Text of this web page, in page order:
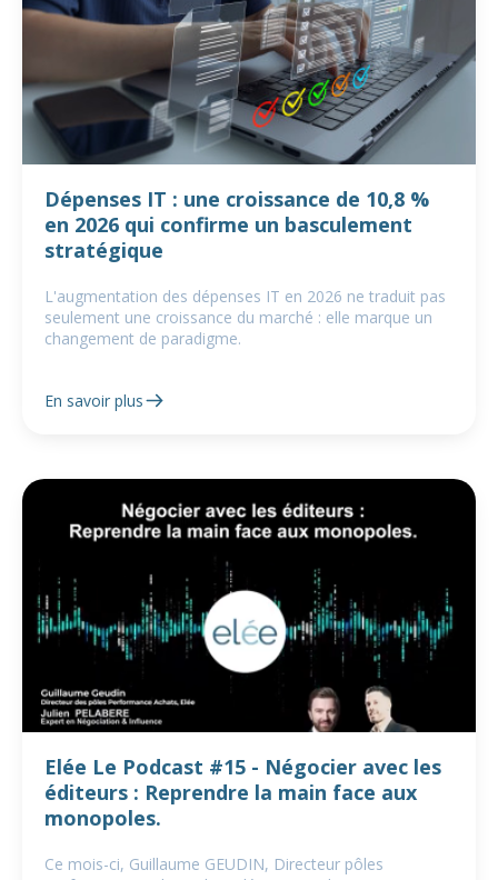
Dépenses IT : une croissance de 10,8 %
en 2026 qui confirme un basculement
stratégique
L'augmentation des dépenses IT en 2026 ne traduit pas
seulement une croissance du marché : elle marque un
changement de paradigme.
En savoir plus
Elée Le Podcast #15 - Négocier avec les
éditeurs : Reprendre la main face aux
monopoles.
Ce mois-ci, Guillaume GEUDIN, Directeur pôles